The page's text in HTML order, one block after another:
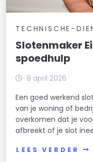
TECHNISCHE-
Slotenmaker
spoedhulp
9 april 2026
Een goed werkend
van je woning of
overkomen dat je
afbreekt of je slot
LEES VERDER